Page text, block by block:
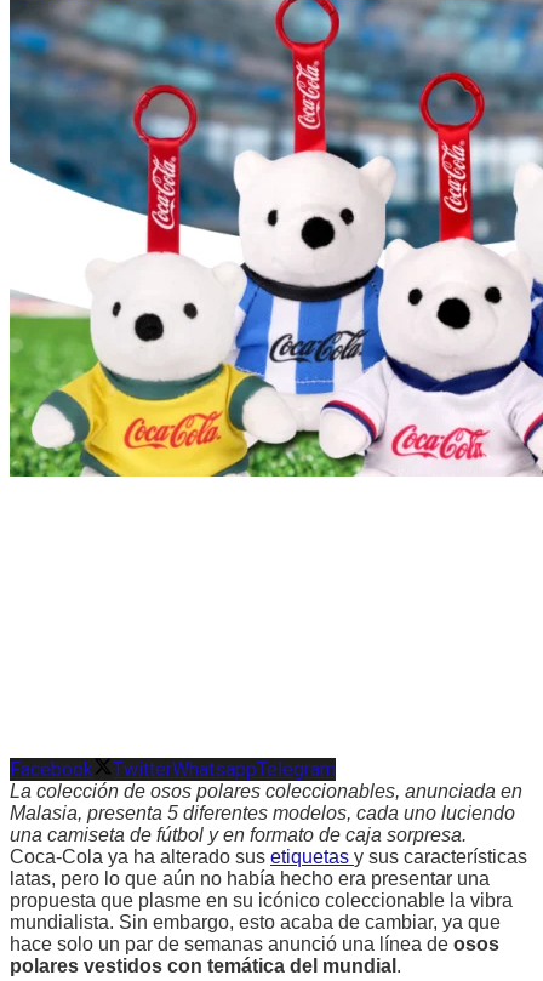
Facebook TwitterWhatsappTelegram
La colección de osos polares coleccionables, anunciada en
Malasia, presenta 5 diferentes modelos, cada uno luciendo
una camiseta de fútbol y en formato de caja sorpresa.
Coca-Cola ya ha alterado sus etiquetas y sus características
latas, pero lo que aún no había hecho era presentar una
propuesta que plasme en su icónico coleccionable la vibra
mundialista. Sin embargo, esto acaba de cambiar, ya que
hace solo un par de semanas anunció una línea de osos
polares vestidos con temática del mundial .